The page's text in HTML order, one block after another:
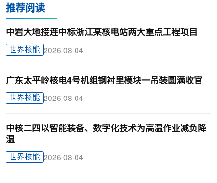
推荐阅读
中岩大地接连中标浙江某核电站两大重点工程项目
世界核能 2026-08-04
广东太平岭核电4号机组钢衬里模块一吊装圆满收官
世界核能 2026-08-04
中核二四以智能装备、数字化技术为高温作业减负降
温
世界核能 2026-08-04